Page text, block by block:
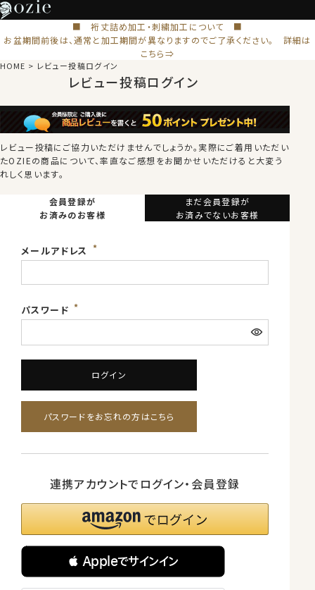
■ 裄丈詰め加工・刺繍加工について ■
お盆期間前後は、通常と加工期間が異なりますのでご了承ください。 詳細は
こちら⇒
HOME レビュー投稿ログイン
レビュー投稿ログイン
レビュー投稿にご協力いただけませんでしょうか。 実際にご着用いただい
たOZIEの商品について、率直なご感想をお聞かせいただけると大変う
れしく思います。
会員登録が
お済みのお客様
まだ会員登録が
お済みでないお客様
メールアドレス
パスワード
ログイン
パスワードをお忘れの方はこちら
連携アカウントでログイン・会員登録
 Appleでサインイン